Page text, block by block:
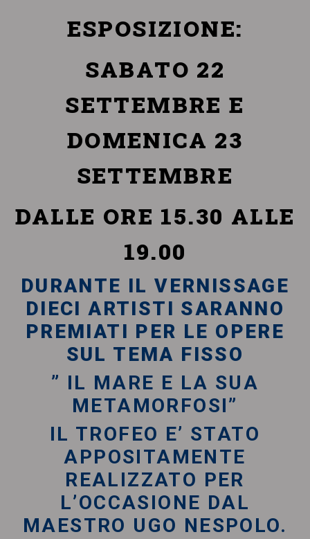
ESPOSIZIONE:
SABATO 22
SETTEMBRE E
DOMENICA 23
SETTEMBRE
DALLE ORE 15.30 ALLE
19.00
DURANTE IL VERNISSAGE
DIECI ARTISTI SARANNO
PREMIATI PER LE OPERE
SUL TEMA FISSO
” IL MARE E LA SUA
METAMORFOSI”
IL TROFEO E’ STATO
APPOSITAMENTE
REALIZZATO PER
L’OCCASIONE DAL
MAESTRO UGO NESPOLO.